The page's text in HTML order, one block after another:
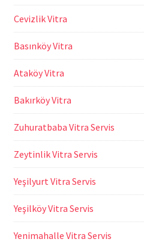
Cevizlik Vitra
Basınköy Vitra
Ataköy Vitra
Bakırköy Vitra
Zuhuratbaba Vitra Servis
Zeytinlik Vitra Servis
Yeşilyurt Vitra Servis
Yeşilköy Vitra Servis
Yenimahalle Vitra Servis